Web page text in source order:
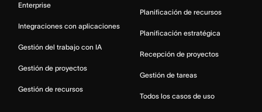
Enterprise
Integraciones con aplicaciones
Gestión del trabajo con IA
Gestión de proyectos
Gestión de recursos
Planificación de recursos
Planificación estratégica
Recepción de proyectos
Gestión de tareas
Todos los casos de uso